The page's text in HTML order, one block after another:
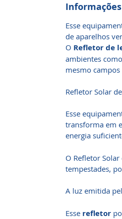
Esse
de aparelhos
O Refletor de
ambientes
mesmo
Refletor Solar
Esse
transforma em
energia
O Refletor
tempestades,
A luz emitida
Esse refletor